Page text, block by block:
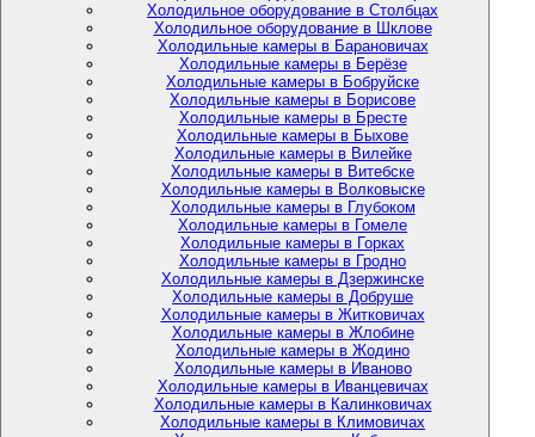
Холодильное оборудование в Столбцах
Холодильное оборудование в Шклове
Холодильные камеры в Барановичах
Холодильные камеры в Берёзе
Холодильные камеры в Бобруйске
Холодильные камеры в Борисове
Холодильные камеры в Бресте
Холодильные камеры в Быхове
Холодильные камеры в Вилейке
Холодильные камеры в Витебске
Холодильные камеры в Волковыске
Холодильные камеры в Глубоком
Холодильные камеры в Гомеле
Холодильные камеры в Горках
Холодильные камеры в Гродно
Холодильные камеры в Дзержинске
Холодильные камеры в Добруше
Холодильные камеры в Житковичах
Холодильные камеры в Жлобине
Холодильные камеры в Жодино
Холодильные камеры в Иваново
Холодильные камеры в Иванцевичах
Холодильные камеры в Калинковичах
Холодильные камеры в Климовичах